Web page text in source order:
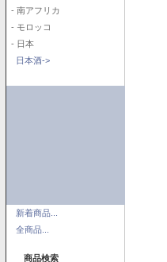
- 南アフリカ
- モロッコ
- 日本
日本酒->
新着商品...
全商品...
商品検索